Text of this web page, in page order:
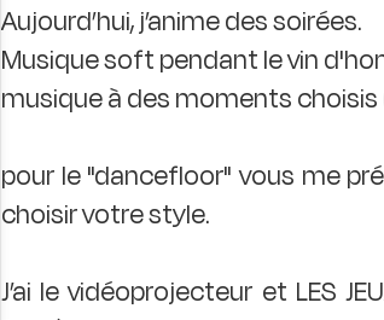
Aujourd’hui, j’anime des soirées.
Musique soft pendant le vin
musique à des moments
pour le "dancefloor" vous me
choisir votre style.
J’ai le vidéoprojecteur et LES